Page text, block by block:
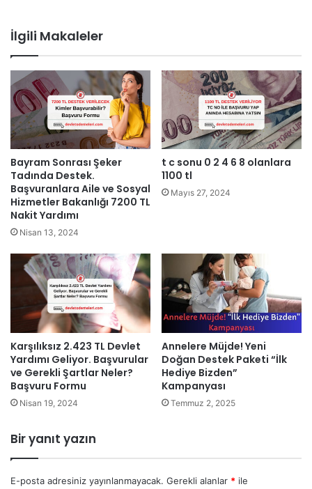
İlgili Makaleler
Bayram Sonrası Şeker
Tadında Destek.
Başvuranlara Aile ve Sosyal
Hizmetler Bakanlığı 7200 TL
Nakit Yardımı
Nisan 13, 2024
t c sonu 0 2 4 6 8 olanlara
1100 tl
Mayıs 27, 2024
Karşılıksız 2.423 TL Devlet
Yardımı Geliyor. Başvurular
ve Gerekli Şartlar Neler?
Başvuru Formu
Nisan 19, 2024
Annelere Müjde! Yeni
Doğan Destek Paketi “İlk
Hediye Bizden”
Kampanyası
Temmuz 2, 2025
Bir yanıt yazın
E-posta adresiniz yayınlanmayacak. Gerekli alanlar * ile